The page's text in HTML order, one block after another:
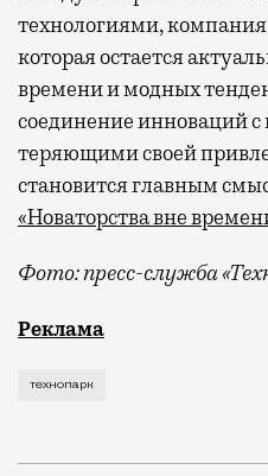
технологиями, компания
которая остается
времени и модных
соединение инноваций с
теряющими своей
становится главным
«Новаторства вне
Фото: пресс-служба
Рекламные кампании
Реклама
технопарк